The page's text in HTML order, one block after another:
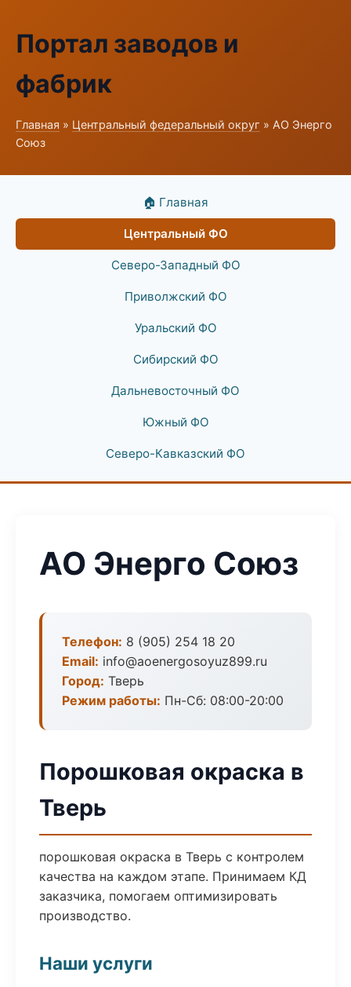
Портал заводов и
фабрик
Главная » Центральный федеральный округ » АО Энерго
Союз
🏠 Главная
Центральный ФО
Северо-Западный ФО
Приволжский ФО
Уральский ФО
Сибирский ФО
Дальневосточный ФО
Южный ФО
Северо-Кавказский ФО
АО Энерго Союз
Телефон: 8 (905) 254 18 20
Email: info@aoenergosoyuz899.ru
Город: Тверь
Режим работы: Пн-Сб: 08:00-20:00
Порошковая окраска в
Тверь
порошковая окраска в Тверь с контролем
качества на каждом этапе. Принимаем КД
заказчика, помогаем оптимизировать
производство.
Наши услуги